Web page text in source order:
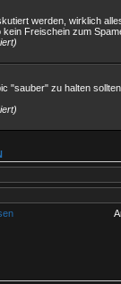
werden, wirklich
Freischein zum
"sauber" zu halten